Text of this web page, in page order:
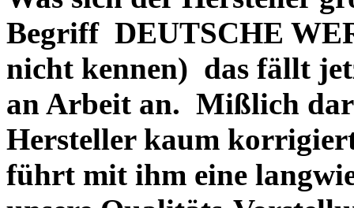
Begriff DEUTSCHE
nicht kennen) das fällt
an Arbeit an. Mißlich
Hersteller kaum
führt mit ihm eine